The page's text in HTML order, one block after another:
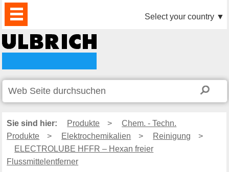
PRODUKTE
AKTUELLES
DOWNLOAD
VIDEO
PARTNER
UNTERNEHMEN
KONTAKTE Select your country ▼
Sie sind hier: Produkte >
Chem. - Techn.
Produkte
> Elektrochemikalien > Reinigung
>
ELECTROLUBE HFFR – Hexan freier
Flussmittelentferner